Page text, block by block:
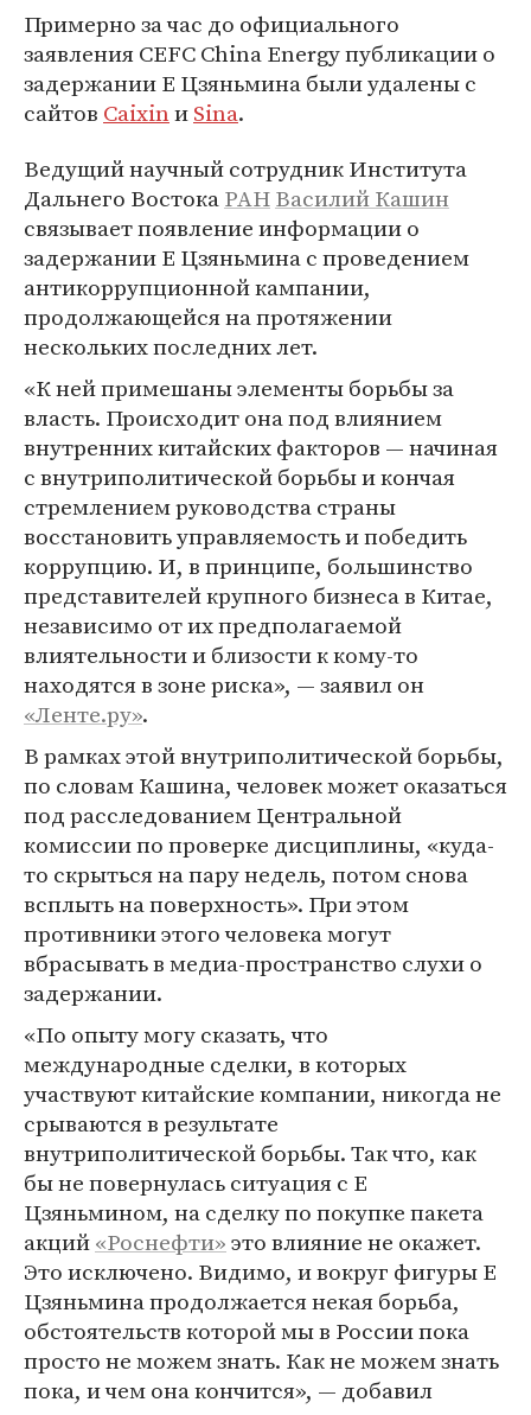
Примерно за час до официального
заявления CEFC China Energy публикации о
задержании Е Цзяньмина были удалены с
сайтов CaixinиSina.
Ведущий научный сотрудник Института
Дальнего ВостокаРАНВасилий Кашин
связывает появление информации о
задержании Е Цзяньмина с проведением
антикоррупционной кампании,
продолжающейся на протяжении
нескольких последних лет.
«К ней примешаны элементы борьбы за
власть. Происходит она под влиянием
внутренних китайских факторов — начиная
с внутриполитической борьбы и кончая
стремлением руководства страны
восстановить управляемость и победить
коррупцию. И, в принципе, большинство
представителей крупного бизнеса в Китае,
независимо от их предполагаемой
влиятельности и близости к кому-то
находятся в зоне риска», — заявил он
«Ленте.ру».
В рамках этой внутриполитической борьбы,
по словам Кашина, человек может оказаться
под расследованием Центральной
комиссии по проверке дисциплины, «куда-
то скрыться на пару недель, потом снова
всплыть на поверхность». При этом
противники этого человека могут
вбрасывать в медиа-пространство слухи о
задержании.
«По опыту могу сказать, что
международные сделки, в которых
участвуют китайские компании, никогда не
срываются в результате
внутриполитической борьбы. Так что, как
бы не повернулась ситуация с Е
Цзяньмином, на сделку по покупке пакета
акций«Роснефти»это влияние не окажет.
Это исключено. Видимо, и вокруг фигуры Е
Цзяньмина продолжается некая борьба,
обстоятельств которой мы в России пока
просто не можем знать. Как не можем знать
пока, и чем она кончится», — добавил